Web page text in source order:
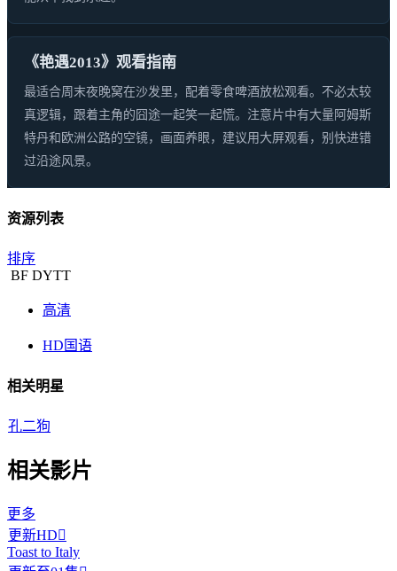
《艳遇2013》观看指南
最适合周末夜晚窝在沙发里，配着零食啤酒放松观看。不必太较
真逻辑，跟着主角的囧途一起笑一起慌。注意片中有大量阿姆斯
特丹和欧洲公路的空镜，画面养眼，建议用大屏观看，别快进错
过沿途风景。
资源列表
排序
BF DYTT
高清
HD国语
相关明星
孔二狗
相关影片
更多
更新HD
Toast to Italy